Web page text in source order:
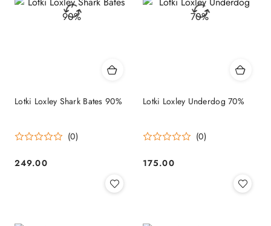
Lotki Loxley Shark Bates 90%
(0)
Cena:
249.00
Lotki Loxley Underdog 70%
(0)
Cena:
175.00